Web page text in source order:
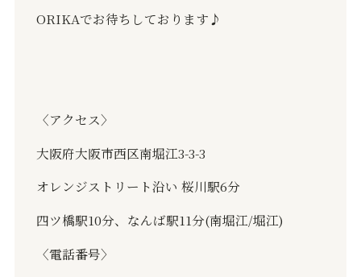
ORIKAでお待ちしております♪
〈アクセス〉
大阪府大阪市西区南堀江3-3-3
オレンジストリート沿い 桜川駅6分
四ツ橋駅10分、なんば駅11分(南堀江/堀江)
〈電話番号〉